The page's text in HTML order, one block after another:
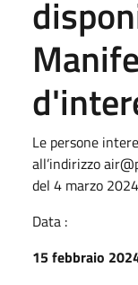
Le persone
all’indirizzo
del 4 marzo
Data :
15 febbraio